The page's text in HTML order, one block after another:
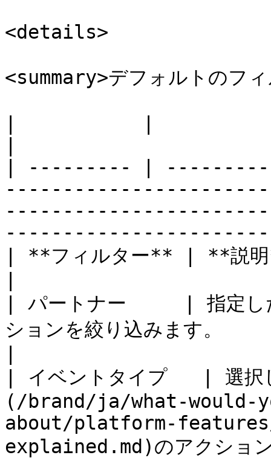
<details>
<summary>デフォルトのフ
| --------- |
| **フィルター** | **説
| パートナー     | 指定し
ションを絞り込みます。
| イベントタイプ   | 選択
(/brand/ja/what-
about/platform-
explained.md)のアクション